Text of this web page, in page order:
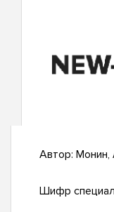
Автор: Монин,
Шифр